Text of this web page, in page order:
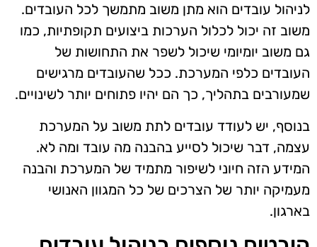
לניהול עובדים הוא מתן משוב מתמשך לכל העובדים.
משוב זה יכול לכלול הערכות ביצועים תקופתיות, כמו
גם משוב יומיומי שיכול לשפר את התחושות של
העובדים כלפי המערכת. ככל שהעובדים מרגישים
שמעורבים בתהליך, כך הם יהיו פתוחים יותר לשינויים.
בנוסף, יש לעודד עובדים לתת משוב על המערכת
עצמה, דבר שיכול לסייע בהבנה מה עובד ומה לא.
המידע הזה חיוני לשיפור מתמיד של המערכת והבנה
מעמיקה יותר של הצרכים של כל המגוון האנושי
בארגון.